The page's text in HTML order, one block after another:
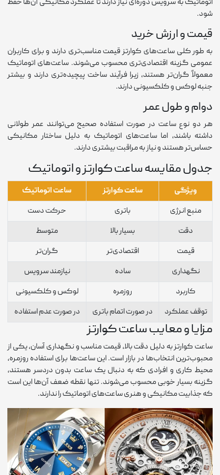
اتوماتیک به سرویس دوره‌ای نیاز دارند تا عملکرد مکانیکی آن‌ها حفظ
شود.
قیمت و ارزش خرید
به طور کلی ساعت‌های کوارتز قیمت مناسب‌تری دارند و برای کاربران
عمومی گزینه اقتصادی‌تری محسوب می‌شوند. ساعت‌های اتوماتیک
معمولاً گران‌تر هستند، زیرا فرآیند ساخت پیچیده‌تری دارند و بیشتر
جنبه لوکس و کلکسیونی دارند.
دوام و طول عمر
هر دو نوع ساعت در صورت استفاده صحیح می‌توانند عمر طولانی
داشته باشند، اما ساعت‌های اتوماتیک به دلیل ساختار مکانیکی
حساس‌تر هستند و نیاز به مراقبت بیشتری دارند.
جدول مقایسه ساعت کوارتز و اتوماتیک
ویژگی ساعت کوارتز
ساعت اتوماتیک
منبع انرژی
باتری
حرکت دست
دقت
بسیار بالا
متوسط
قیمت
اقتصادی‌تر
گران‌تر
نگهداری
ساده
نیازمند سرویس
کاربرد
روزمره
لوکس و کلکسیونی
توقف عملکرد
در صورت اتمام باتری در صورت عدم استفاده
مزایا و معایب ساعت کوارتز
ساعت کوارتز به دلیل دقت بالا، قیمت مناسب و نگهداری آسان، یکی از
محبوب‌ترین انتخاب‌ها در بازار است. این ساعت‌ها برای استفاده روزمره،
محیط کاری و افرادی که به دنبال یک ساعت بدون دردسر هستند،
گزینه بسیار خوبی محسوب می‌شوند. تنها نقطه ضعف آن‌ها این است
که جذابیت مکانیکی و هنری ساعت‌های اتوماتیک را ندارند.